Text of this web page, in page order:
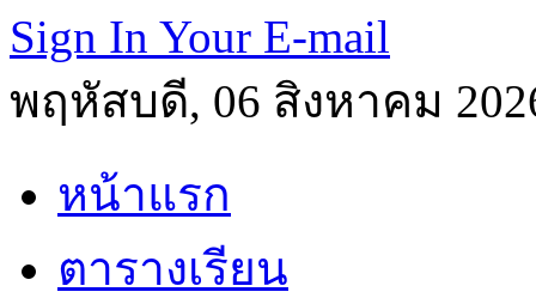
Sign In Your E-mail
พฤหัสบดี, 06 สิงหาคม
หน้าแรก
ตารางเรียน